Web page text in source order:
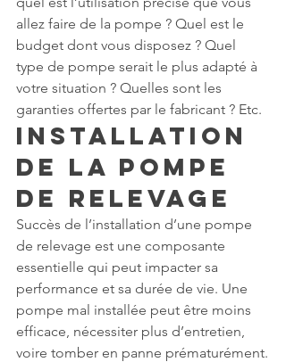
allez faire de la pompe ? Quel est le
budget dont vous disposez ? Quel
type de pompe serait le plus adapté à
votre situation ? Quelles sont les
garanties offertes par le fabricant ? Etc.
Installation
de la Pompe
de Relevage
Succès de l’installation d’une pompe
de relevage est une composante
essentielle qui peut impacter sa
performance et sa durée de vie. Une
pompe mal installée peut être moins
efficace, nécessiter plus d’entretien,
voire tomber en panne prématurément.